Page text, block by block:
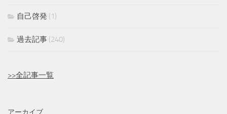
自己啓発 (1)
過去記事 (240)
>>全記事一覧
アーカイブ